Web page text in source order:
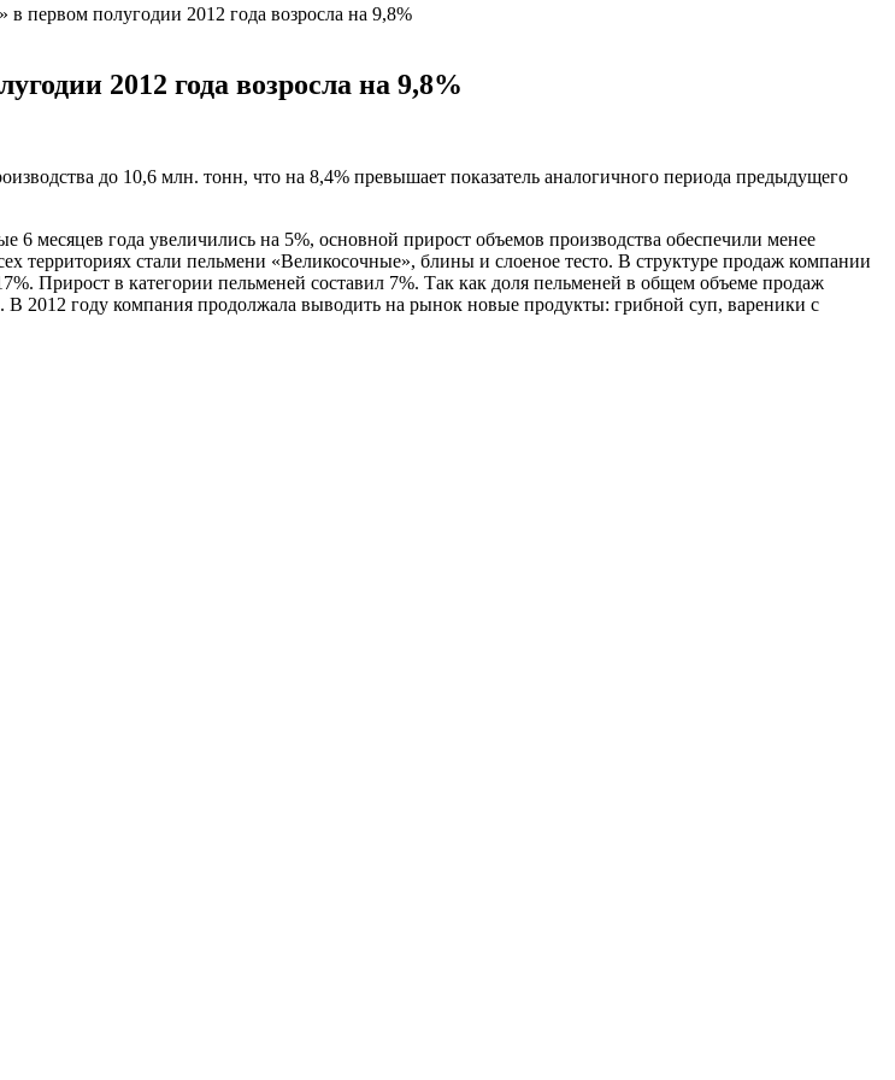
первом полугодии 2012 года возросла на 9,8%
2012 года возросла на 9,8%
до 10,6 млн. тонн, что на 8,4% превышает показатель аналогичного периода предыдущего
6 месяцев года увеличились на 5%, основной прирост объемов производства обеспечили менее
территориях стали пельмени «Великосочные», блины и слоеное тесто. В структуре продаж компании
Прирост в категории пельменей составил 7%. Так как доля пельменей в общем объеме продаж
2012 году компания продолжала выводить на рынок новые продукты: грибной суп, вареники с